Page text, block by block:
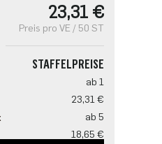
23,31 €
Preis pro VE / 50 ST
STAFFELPREISE
ab 1
23,31 €
ab 5
18,65 €